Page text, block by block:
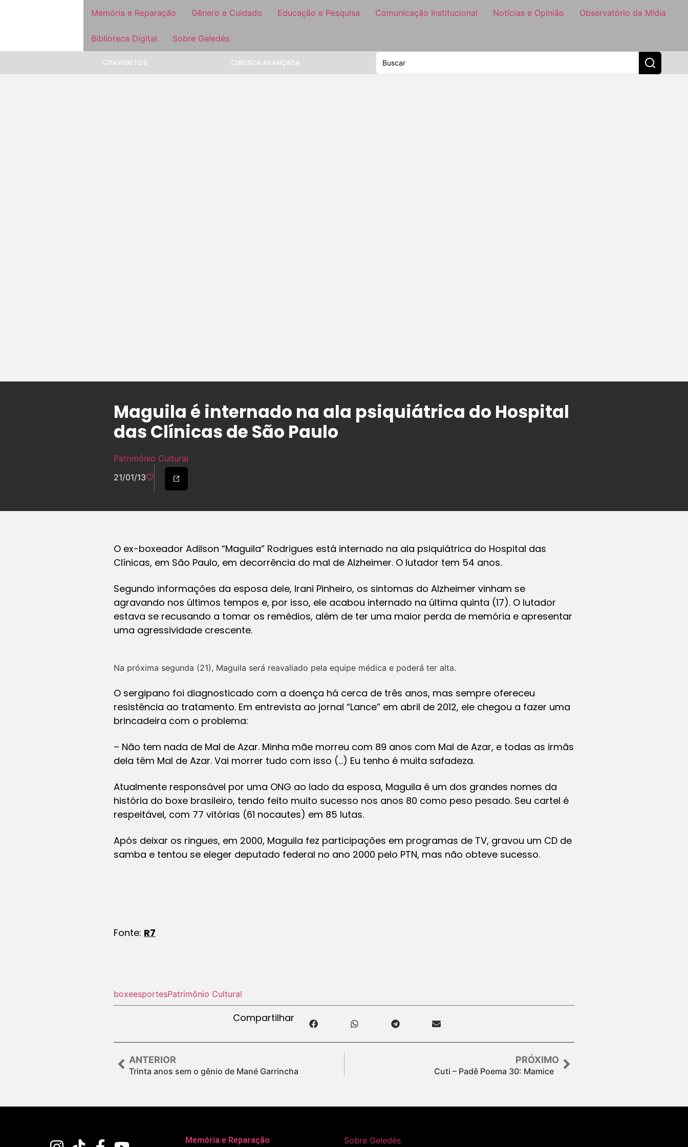
Memória e Reparação Gênero e Cuidado Educação e Pesquisa Comunicação Institucional Notícias e Opinião Observatório da Mídia
Biblioteca Digital Sobre Geledés
FAVORITOS BUSCA AVANÇADA
Maguila é internado na ala psiquiátrica do Hospital
das Clínicas de São Paulo
Patrimônio Cultural
21/01/13
O ex-boxeador Adilson “Maguila” Rodrigues está internado na ala psiquiátrica do Hospital das
Clínicas, em São Paulo, em decorrência do mal de Alzheimer. O lutador tem 54 anos.
Segundo informações da esposa dele, Irani Pinheiro, os sintomas do Alzheimer vinham se
agravando nos últimos tempos e, por isso, ele acabou internado na última quinta (17). O lutador
estava se recusando a tomar os remédios, além de ter uma maior perda de memória e apresentar
uma agressividade crescente.
Na próxima segunda (21), Maguila será reavaliado pela equipe médica e poderá ter alta.
O sergipano foi diagnosticado com a doença há cerca de três anos, mas sempre ofereceu
resistência ao tratamento. Em entrevista ao jornal “Lance” em abril de 2012, ele chegou a fazer uma
brincadeira com o problema:
– Não tem nada de Mal de Azar. Minha mãe morreu com 89 anos com Mal de Azar, e todas as irmãs
dela têm Mal de Azar. Vai morrer tudo com isso (…) Eu tenho é muita safadeza.
Atualmente responsável por uma ONG ao lado da esposa, Maguila é um dos grandes nomes da
história do boxe brasileiro, tendo feito muito sucesso nos anos 80 como peso pesado. Seu cartel é
respeitável, com 77 vitórias (61 nocautes) em 85 lutas.
Após deixar os ringues, em 2000, Maguila fez participações em programas de TV, gravou um CD de
samba e tentou se eleger deputado federal no ano 2000 pelo PTN, mas não obteve sucesso.
Fonte: R7
boxeesportesPatrimônio Cultural
Compartilhar
ANTERIOR
Trinta anos sem o gênio de Mané Garrincha
PRÓXIMO
Cuti – Padê Poema 30: Mamice
Memória e Reparação Sobre Geledés